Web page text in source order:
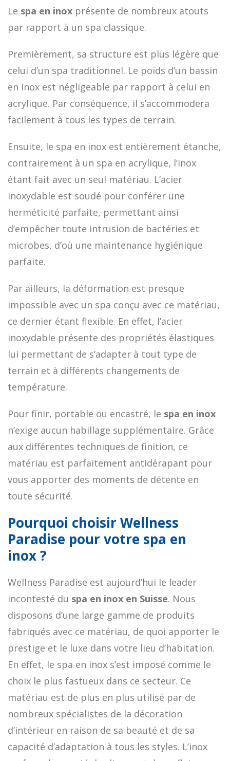
Le spa en inox présente de nombreux atouts
par rapport à un spa classique.
Premièrement, sa structure est plus légère que
celui d’un spa traditionnel. Le poids d’un bassin
en inox est négligeable par rapport à celui en
acrylique. Par conséquence, il s’accommodera
facilement à tous les types de terrain.
Ensuite, le spa en inox est entièrement étanche,
contrairement à un spa en acrylique, l’inox
étant fait avec un seul matériau. L’acier
inoxydable est soudé pour conférer une
herméticité parfaite, permettant ainsi
d’empêcher toute intrusion de bactéries et
microbes, d’où une maintenance hygiénique
parfaite.
Par ailleurs, la déformation est presque
impossible avec un spa conçu avec ce matériau,
ce dernier étant flexible. En effet, l’acier
inoxydable présente des propriétés élastiques
lui permettant de s’adapter à tout type de
terrain et à différents changements de
température.
Pour finir, portable ou encastré, le spa en inox
n’exige aucun habillage supplémentaire. Grâce
aux différentes techniques de finition, ce
matériau est parfaitement antidérapant pour
vous apporter des moments de détente en
toute sécurité.
Pourquoi choisir Wellness
Paradise pour votre spa en
inox ?
Wellness Paradise est aujourd’hui le leader
incontesté du spa en inox en Suisse. Nous
disposons d’une large gamme de produits
fabriqués avec ce matériau, de quoi apporter le
prestige et le luxe dans votre lieu d’habitation.
En effet, le spa en inox s’est imposé comme le
choix le plus fastueux dans ce secteur. Ce
matériau est de plus en plus utilisé par de
nombreux spécialistes de la décoration
d’intérieur en raison de sa beauté et de sa
capacité d’adaptation à tous les styles. L’inox